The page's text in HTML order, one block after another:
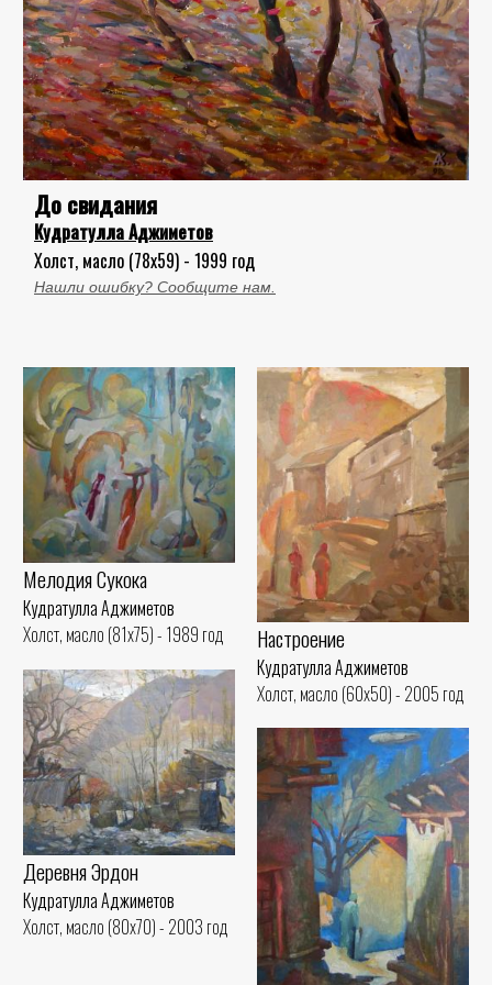
До свидания
Кудратулла Аджиметов
Холст, масло (78x59) - 1999 год
Нашли ошибку? Сообщите нам.
Мелодия Сукока
Кудратулла Аджиметов
Холст, масло (81x75) - 1989 год
Настроение
Кудратулла Аджиметов
Холст, масло (60x50) - 2005 год
Деревня Эрдон
Кудратулла Аджиметов
Холст, масло (80x70) - 2003 год